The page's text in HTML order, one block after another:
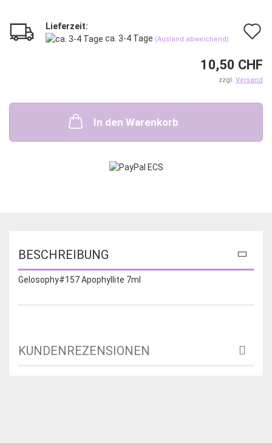
Lieferzeit:
ca. 3-4 Tage (Ausland abweichend)
10,50 CHF
zzgl. Versand
In den Warenkorb
BESCHREIBUNG
Gelosophy#157 Apophyllite 7ml
KUNDENREZENSIONEN